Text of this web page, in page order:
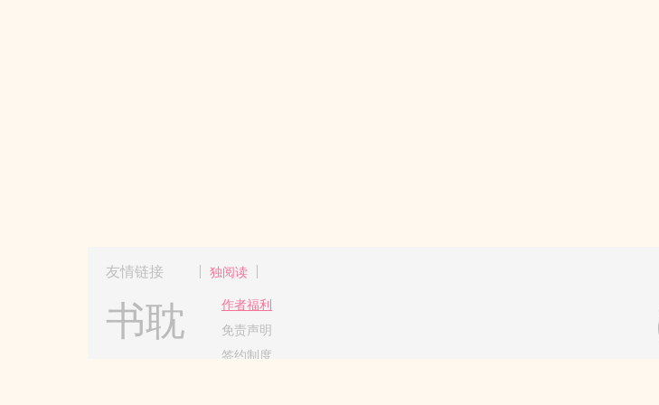
友情链接 独阅读
书耽
作者福利
免责声明
签约制度